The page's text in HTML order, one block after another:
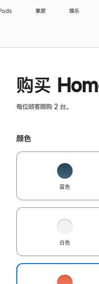
家居 娱乐
购买
每位顾客限购 2 台。
颜色
蓝色
白色